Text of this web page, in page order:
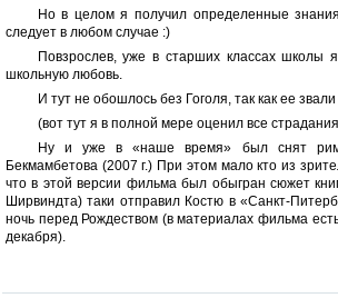
Но в целом я получил определенные
следует в любом случае :)
Повзрослев, уже в старших классах школы
школьную любовь.
И тут не обошлось без Гоголя, так как ее
(вот тут я в полной мере оценил все
Ну и уже в «наше время» был снят
Бекмамбетова (2007 г.) При этом мало кто из
что в этой версии фильма был обыгран сюжет
Ширвиндта) таки отправил Костю в «Санкт-
ночь перед Рождеством (в материалах фильма
декабря).